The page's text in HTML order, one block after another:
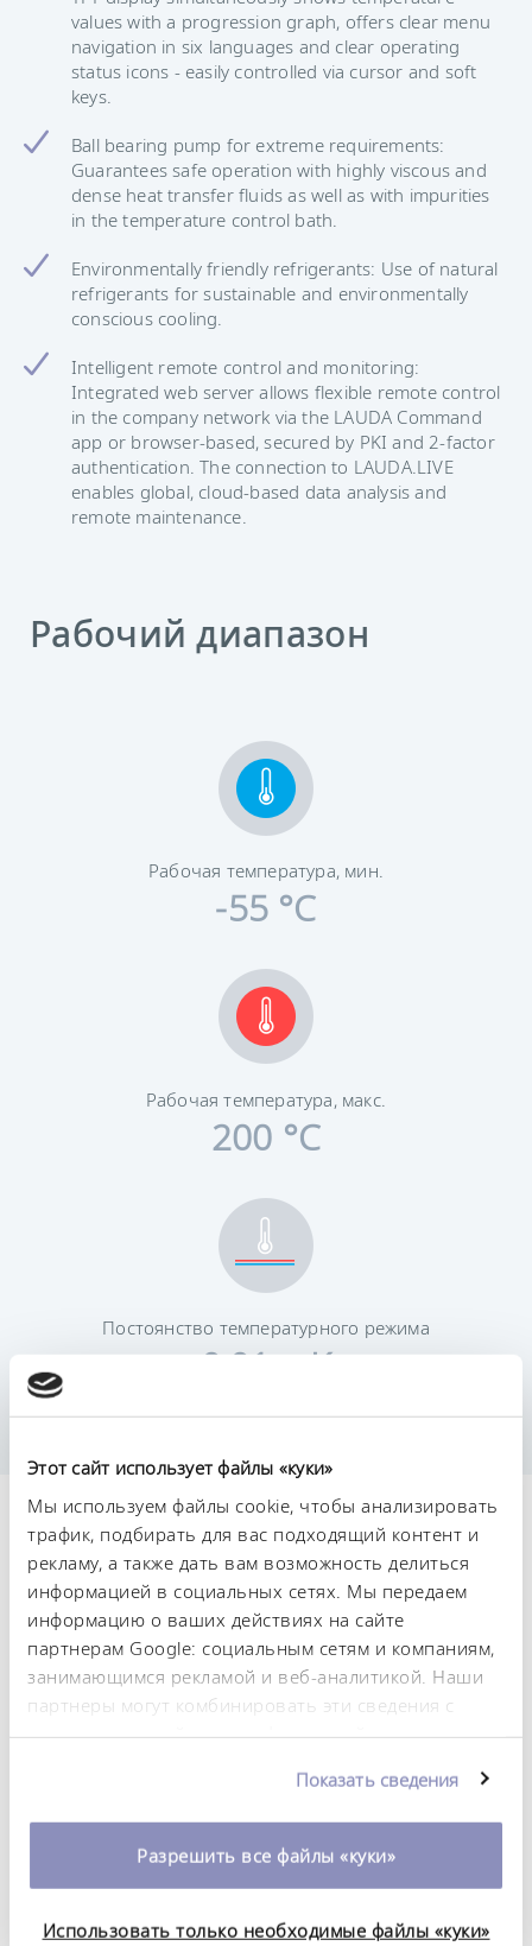
Этот сайт использует файлы «куки»
Мы используем файлы cookie, чтобы анализировать
трафик, подбирать для вас подходящий контент и
рекламу, а также дать вам возможность делиться
информацией в социальных сетях. Мы передаем
информацию о ваших действиях на сайте
партнерам Google: социальным сетям и компаниям,
занимающимся рекламой и веб-аналитикой. Наши
партнеры могут комбинировать эти сведения с
предоставленной вами информацией, а также
использовании вами их сервисов. Вы можете
изменить или отозвать свое согласие в любое
время. Более подробную информацию об этом вы
Показать сведения
Разрешить все файлы «куки»
Использовать только необходимые файлы «куки»
values with a progression graph, offers clear menu
navigation in six languages and clear operating
status icons - easily controlled via cursor and soft
keys.
Ball bearing pump for extreme requirements:
Guarantees safe operation with highly viscous and
dense heat transfer fluids as well as with impurities
in the temperature control bath.
Environmentally friendly refrigerants: Use of natural
refrigerants for sustainable and environmentally
conscious cooling.
Intelligent remote control and monitoring:
Integrated web server allows flexible remote control
in the company network via the LAUDA Command
app or browser-based, secured by PKI and 2-factor
authentication. The connection to LAUDA.LIVE
enables global, cloud-based data analysis and
remote maintenance.
Рабочий диапазон
Рабочая температура, мин.
-55 °C
Рабочая температура, макс.
200 °C
Постоянство температурного режима
0,01 ± K
Технические
характеристики (согл.
DIN 12876)
Диапазон рабочих температур
-55 ... 200 °C
0,01 ± K